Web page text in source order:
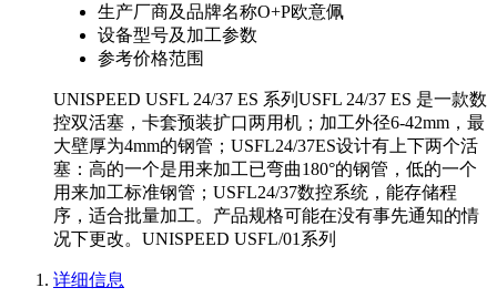
生产厂商及品牌名称O+P欧意佩
设备型号及加工参数
参考价格范围
UNISPEED USFL 24/37 ES 系列USFL 24/37 ES 是一款数
控双活塞，卡套预装扩口两用机；加工外径6-42mm，最
大壁厚为4mm的钢管；USFL24/37ES设计有上下两个活
塞：高的一个是用来加工已弯曲180°的钢管，低的一个
用来加工标准钢管；USFL24/37数控系统，能存储程
序，适合批量加工。产品规格可能在没有事先通知的情
况下更改。UNISPEED USFL/01系列
详细信息